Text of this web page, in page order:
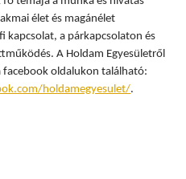
élet és magánélet
kapcsolat, a párkapcsolaton és
A Holdam Egyesületről
oldalukon található:
holdamegyesulet/.